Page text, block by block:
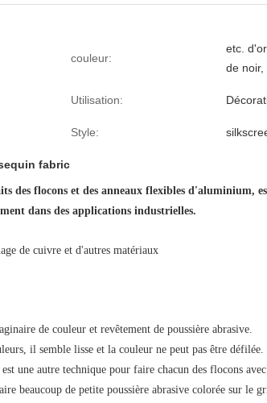
couleur:
etc.
de noir,
Utilisation:
Style:
fabric
des flocons et des anneaux flexibles d'aluminium,
dans des applications industrielles.
de cuivre et d'autres matériaux
de couleur et revêtement de poussière abrasive.
il semble lisse et la couleur ne peut pas être
une autre technique pour faire chacun des flocons
beaucoup de petite poussière abrasive colorée sur le